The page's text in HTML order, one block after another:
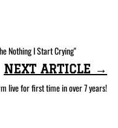
Nothing I Start Crying"
NEXT ARTICLE →
live for first time in over 7 years!